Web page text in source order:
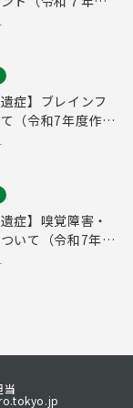
遺症】ブレインフ
（令和7年度作
症】嗅覚障害・
いて（令和7年度
当